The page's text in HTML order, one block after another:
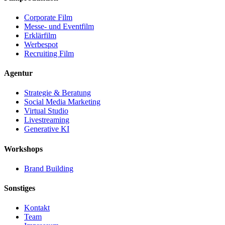
Corporate Film
Messe- und Eventfilm
Erklärfilm
Werbespot
Recruiting Film
Agentur
Strategie & Beratung
Social Media Marketing
Virtual Studio
Livestreaming
Generative KI
Workshops
Brand Building
Sonstiges
Kontakt
Team